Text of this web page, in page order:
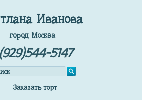
Иванова
город Москва
5147
Заказать торт